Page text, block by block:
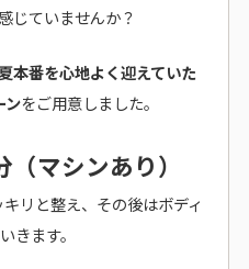
じていませんか？
本番を心地よく迎えていた
ンをご用意しました。
マシンあり）
リと整え、その後はボディ
きます。